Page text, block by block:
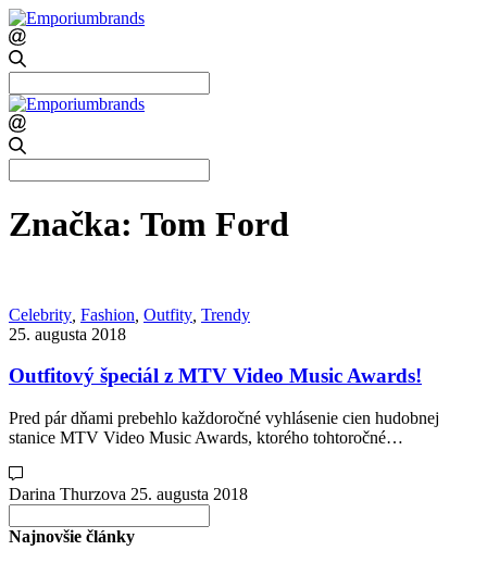
for:
for:
Značka: Tom Ford
Celebrity Fashion Outfity Trendy
25. augusta 2018
Outfitový špeciál z MTV Video Music Awards!
Pred pár dňami prebehlo každoročné vyhlásenie cien hudobnej
stanice MTV Video Music Awards, ktorého tohtoročné…
Darina Thurzova 25. augusta 2018
for:
Najnovšie články